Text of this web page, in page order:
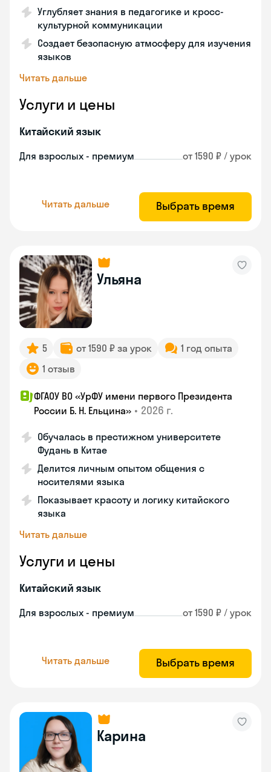
Углубляет знания в педагогике и кросс-
культурной коммуникации
Создает безопасную атмосферу для изучения
языков
Читать дальше
Услуги и цены
Китайский язык
Для взрослых - премиум от 1590 ₽ / урок
Читать дальше Выбрать время
Ульяна
5 от 1590 ₽ за урок
1 год опыта
1 отзыв
ФГАОУ ВО «УрФУ имени первого Президента
России Б. Н. Ельцина» • 2026 г.
Обучалась в престижном университете
Фудань в Китае
Делится личным опытом общения с
носителями языка
Показывает красоту и логику китайского
языка
Читать дальше
Услуги и цены
Китайский язык
Для взрослых - премиум от 1590 ₽ / урок
Читать дальше Выбрать время
Карина